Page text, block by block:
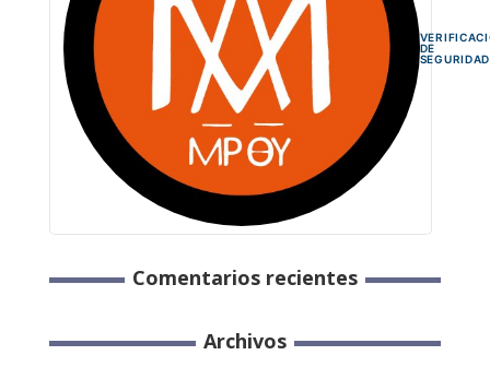
DE
SEGURIDAD
Comentarios recientes
Archivos